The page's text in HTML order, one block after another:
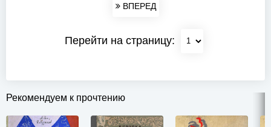
ВПЕРЕД
Перейти на страницу:
Рекомендуем к прочтению